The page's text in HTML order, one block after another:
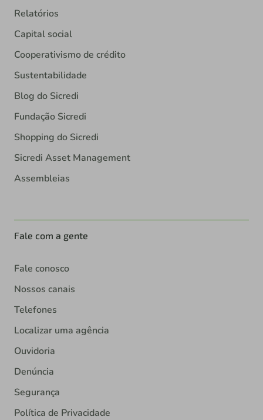
Relatórios
Capital social
Cooperativismo de crédito
Sustentabilidade
Blog do Sicredi
Fundação Sicredi
Shopping do Sicredi
Sicredi Asset Management
Assembleias
Fale com a gente
Fale conosco
Nossos canais
Telefones
Localizar uma agência
Ouvidoria
Denúncia
Segurança
Política de Privacidade